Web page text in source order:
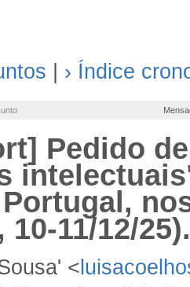
› Índice
Pedido
10-11/12/25).
<